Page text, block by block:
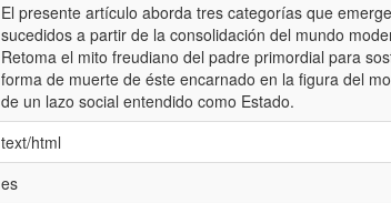
El presente artículo aborda tres categorías que
sucedidos a partir de la consolidación del mundo
Retoma el mito freudiano del padre primordial para
forma de muerte de éste encarnado en la figura del
de un lazo social entendido como Estado.
text/html
es